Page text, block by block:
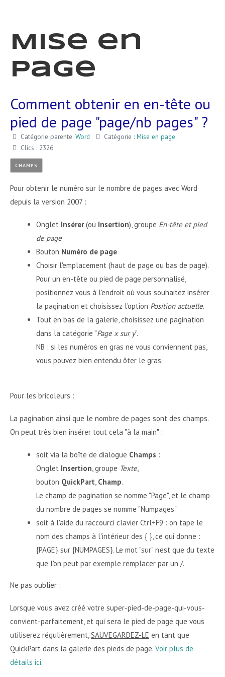
Mise en
page
Comment obtenir en en-tête ou
pied de page "page/nb pages" ?
Catégorie parente: Word Catégorie : Mise en page
Clics : 2326
CHAMPS
Pour obtenir le numéro sur le nombre de pages avec Word
depuis la version 2007 :
Onglet Insérer(ou Insertion), groupe En-tête et pied
de page
Bouton Numéro de page
Choisir l'emplacement (haut de page ou bas de page).
Pour un en-tête ou pied de page personnalisé,
positionnez vous à l'endroit où vous souhaitez insérer
la pagination et choisissez l'option Position actuelle.
Tout en bas de la galerie, choisissez une pagination
dans la catégorie "Page x sur y".
NB : si les numéros en gras ne vous conviennent pas,
vous pouvez bien entendu ôter le gras.
Pour les bricoleurs :
La pagination ainsi que le nombre de pages sont des champs.
On peut très bien insérer tout cela "à la main" :
soit via la boîte de dialogue Champs :
Onglet Insertion, groupe Texte,
bouton QuickPart, Champ.
Le champ de pagination se nomme "Page", et le champ
du nombre de pages se nomme "Numpages"
soit à l'aide du raccourci clavier Ctrl+F9 : on tape le
nom des champs à l'intérieur des { }, ce qui donne :
{PAGE} sur {NUMPAGES}. Le mot "sur" n'est que du texte
que l'on peut par exemple remplacer par un /.
Ne pas oublier :
Lorsque vous avez créé votre super-pied-de-page-qui-vous-
convient-parfaitement, et qui sera le pied de page que vous
utiliserez régulièrement,SAUVEGARDEZ-LE en tant que
QuickPart dans la galerie des pieds de page. Voir plus de
détails ici.